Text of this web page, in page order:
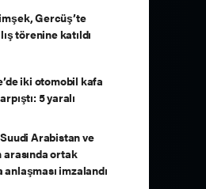
Gercüş’te
törenine katıldı
iki otomobil kafa
5 yaralı
Arabistan ve
arasında ortak
anlaşması imzalandı